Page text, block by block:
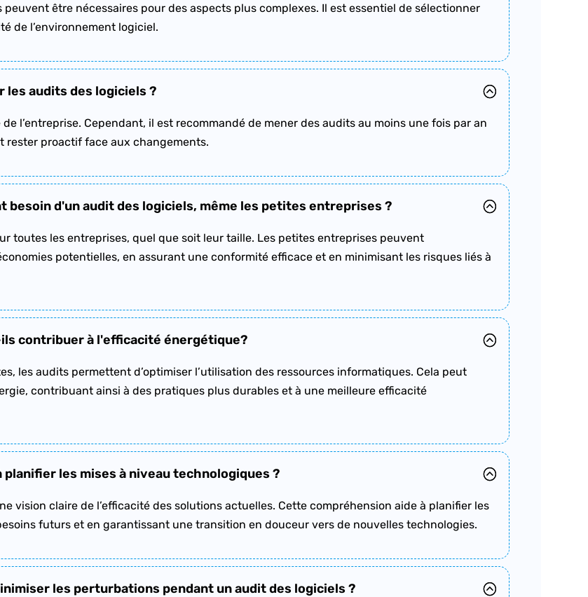
être nécessaires pour des aspects plus complexes. Il est essentiel de sélectionner
de l’environnement logiciel.
les audits des logiciels ?
l’entreprise. Cependant, il est recommandé de mener des audits au moins une fois par an
rester proactif face aux changements.
d'un audit des logiciels, même les petites entreprises ?
toutes les entreprises, quel que soit leur taille. Les petites entreprises peuvent
potentielles, en assurant une conformité efficace et en minimisant les risques liés à
contribuer à l'efficacité énergétique?
les audits permettent d’optimiser l’utilisation des ressources informatiques. Cela peut
contribuant ainsi à des pratiques plus durables et à une meilleure efficacité
les mises à niveau technologiques ?
vision claire de l’efficacité des solutions actuelles. Cette compréhension aide à planifier les
futurs et en garantissant une transition en douceur vers de nouvelles technologies.
les perturbations pendant un audit des logiciels ?